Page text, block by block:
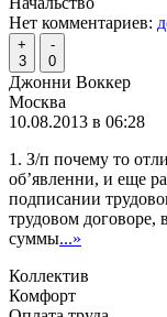
Нет комментариев:
+
3
-
0
Джонни Воккер
Москва
10.08.2013 в 06:28
1. З/п почему то
об’явленни, и еще
подписании
трудовом договоре,
суммы...»
Коллектив
Комфорт